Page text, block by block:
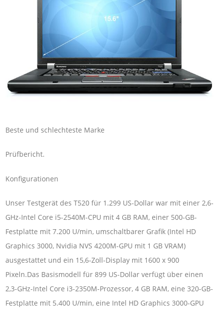
Beste und schlechteste Marke
Prüfbericht.
Konfigurationen
Unser Testgerät des T520 für 1.299 US-Dollar war mit einer 2,6-
GHz-Intel Core i5-2540M-CPU mit 4 GB RAM, einer 500-GB-
Festplatte mit 7.200 U/min, umschaltbarer Grafik (Intel HD
Graphics 3000, Nvidia NVS 4200M-GPU mit 1 GB VRAM)
ausgestattet und ein 15,6-Zoll-Display mit 1600 x 900
Pixeln.Das Basismodell für 899 US-Dollar verfügt über einen
2,3-GHz-Intel Core i3-2350M-Prozessor, 4 GB RAM, eine 320-GB-
Festplatte mit 5.400 U/min, eine Intel HD Graphics 3000-GPU